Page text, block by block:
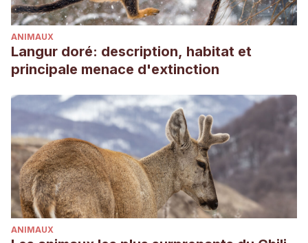
ANIMAUX
Langur doré: description, habitat et
principale menace d'extinction
ANIMAUX